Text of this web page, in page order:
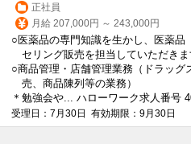
正社員
月給 207,000円 ～ 243,000円
○医薬品の専門知識を生かし、医薬品
セリング販売を担当していただきま
○商品管理・店舗管理業務（ドラッグ
売、商品陳列等の業務）
＊勉強会や... ハローワーク求人番号
受理日：7月30日 有効期限：9月30日